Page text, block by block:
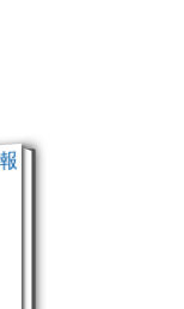
簡報藝術